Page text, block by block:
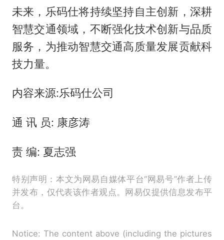
未来，乐码仕将持续坚持自主创新，深耕
智慧交通领域，不断强化技术创新与品质
服务，为推动智慧交通高质量发展贡献科
技力量。
内容来源:乐码仕公司
通 讯 员: 康彦涛
责 编: 夏志强
特别声明：本文为网易自媒体平台“网易号”作者上传
并发布，仅代表该作者观点。网易仅提供信息发布平
台。
Notice: The content above (including the pictures